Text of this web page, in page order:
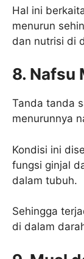
Hal ini
menurun
dan nutrisi di
8. Nafsu
Tanda tanda
menurunnya
Kondisi ini
fungsi ginjal
dalam tubuh.
Sehingga
di dalam